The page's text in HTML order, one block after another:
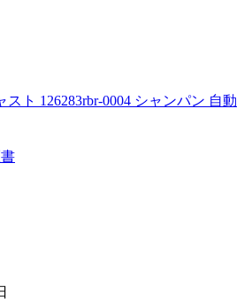
ト 126283rbr-0004 シャンパン 自動